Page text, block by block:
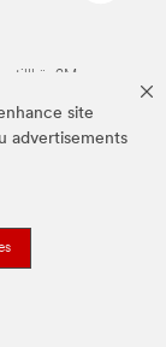
site
advertisements
tillhör 3M.